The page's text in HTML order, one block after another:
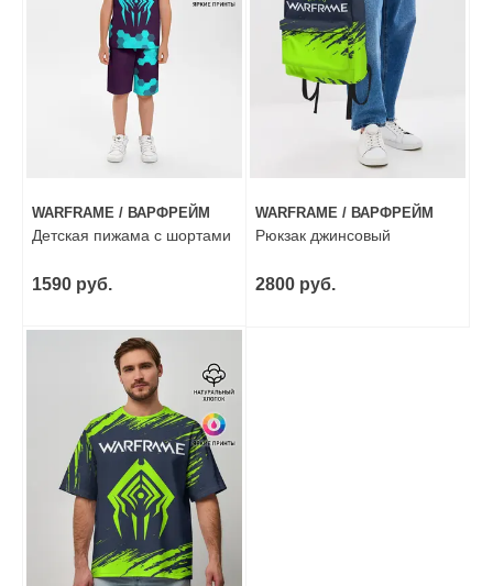
WARFRAME / ВАРФРЕЙМ
Детская пижама с шортами
1590 руб.
WARFRAME / ВАРФРЕЙМ
Рюкзак джинсовый
2800 руб.